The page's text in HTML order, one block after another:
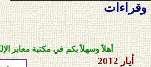
أهلاَ وسهلاَ بكم في مكتبة معابر الإلكترونية
أيار201
2